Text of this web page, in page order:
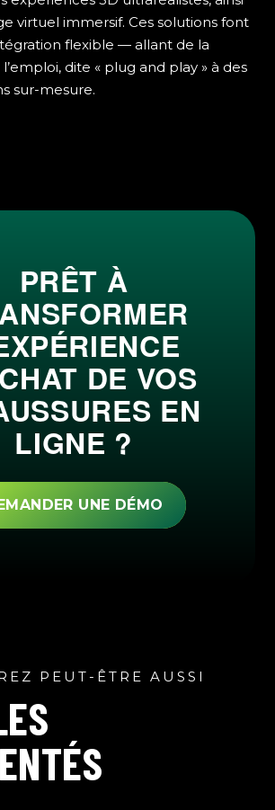
virtuel immersif. Ces solutions font
flexible — allant de la
dite « plug and play » à des
sur-mesure.
PRÊT À
DE VOS
EN
LIGNE ?
UNE DÉMO
PEUT-ÊTRE AUSSI